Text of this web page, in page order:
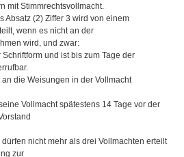
mit Stimmrechtsvollmacht.
Absatz (2) Ziffer 3 wird von einem
wenn es nicht an der
wird, und zwar:
und ist bis zum Tage der
die Weisungen in der Vollmacht
Vollmacht spätestens 14 Tage vor der
nicht mehr als drei Vollmachten erteilt
zur